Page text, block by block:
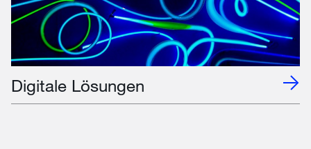
Digitale Lösungen